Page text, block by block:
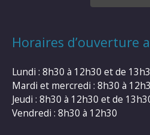
Horaires d’ouverture
Lundi : 8h30 à 12h30 et de
Mardi et mercredi : 8h30 à
Jeudi : 8h30 à 12h30 et de
Vendredi : 8h30 à 12h30